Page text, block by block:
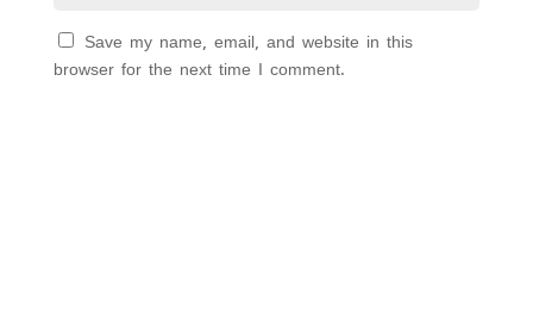
Save my name, email, and website in this
browser for the next time I comment.